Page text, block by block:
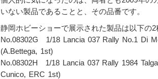
いない製品であることと、その品番です。
静岡ホビーショーで展示された製品は以下の
No.08302G 1/18 Lancia 037 Rally No.1 Di
(A.Bettega, 1st)
No.08302H 1/18 Lancia 037 Rally 1984
Cunico, ERC 1st)